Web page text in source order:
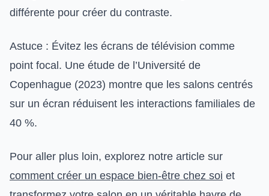
différente pour créer du contraste.
Astuce : Évitez les écrans de télévision comme
point focal. Une étude de l’Université de
Copenhague (2023) montre que les salons centrés
sur un écran réduisent les interactions familiales de
40 %.
Pour aller plus loin, explorez notre article sur
comment créer un espace bien-être chez soi et